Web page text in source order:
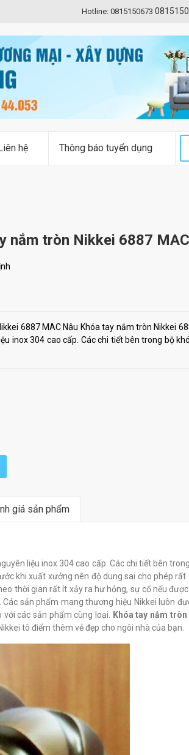
Hotline: 0815150673
Liên hệ Thông báo tuyển dụng
nắm tròn Nikkei 6887
6887 MAC Nâu Khóa tay nắm tròn Nikkei
inox 304 cao cấp. Các chi tiết bên trong bộ
giá sản phẩm
liệu inox 304 cao cấp. Các chi tiết bên
khi xuất xưởng nên độ dung sai cho phép
thời gian rất ít xảy ra hư hỏng, sự cố nếu
Các sản phẩm mang thương hiệu Nikkei luôn
các sản phẩm cùng loại. Khóa tay nắm
tô điểm thêm vẻ đẹp cho ngôi nhà của bạn.